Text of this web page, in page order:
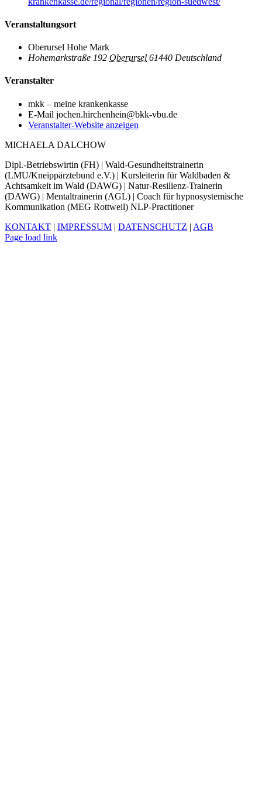
Veranstaltungsort
Oberursel Hohe Mark
Hohemarkstraße 192 Oberursel 61440 Deutschland
Veranstalter
mkk – meine krankenkasse
E-Mail jochen.hirchenhein@bkk-vbu.de
Veranstalter-Website anzeigen
MICHAELA DALCHOW
Dipl.-Betriebswirtin (FH) | Wald-Gesundheitstrainerin
(LMU/Kneippärztebund e.V.) | Kursleiterin für Waldbaden &
Achtsamkeit im Wald (DAWG) | Natur-Resilienz-Trainerin
(DAWG) | Mentaltrainerin (AGL) | Coach für hypnosystemische
Kommunikation (MEG Rottweil) NLP-Practitioner
KONTAKT | IMPRESSUM | DATENSCHUTZ | AGB
Facebook
Xing
LinkedIn
YouTube
Page load link